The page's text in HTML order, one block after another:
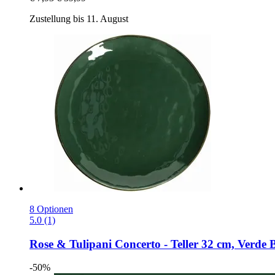
Zustellung bis 11. August
8 Optionen
5.0 (1)
Rose & Tulipani Concerto -​ Teller 32 cm, Verde
-50%